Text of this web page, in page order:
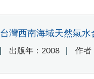
台灣西南海域天然氣
出版年：2008 作者